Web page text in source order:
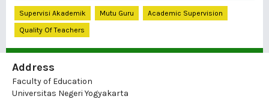
Supervisi Akademik Mutu Guru
Academic Supervision
Quality Of Teachers
Address
Faculty of Education
Universitas Negeri Yogyakarta